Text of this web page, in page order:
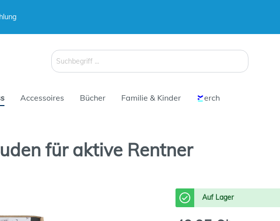
Accessoires Bücher Familie & Kinder erch
für aktive Rentner
Auf Lager
Schirme